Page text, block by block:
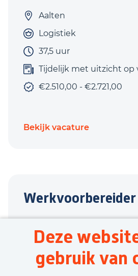
Deze
gebruik van
Aalten
Logistiek
37,5 uur
Tijdelijk met uitzicht op
€2.510,00 - €2.721,00
Bekijk vacature
Bouw
40 uur